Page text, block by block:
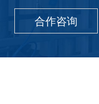
合作咨询
详情